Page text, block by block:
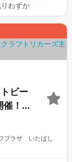
わずか
ビー
！
プラザ いたばし